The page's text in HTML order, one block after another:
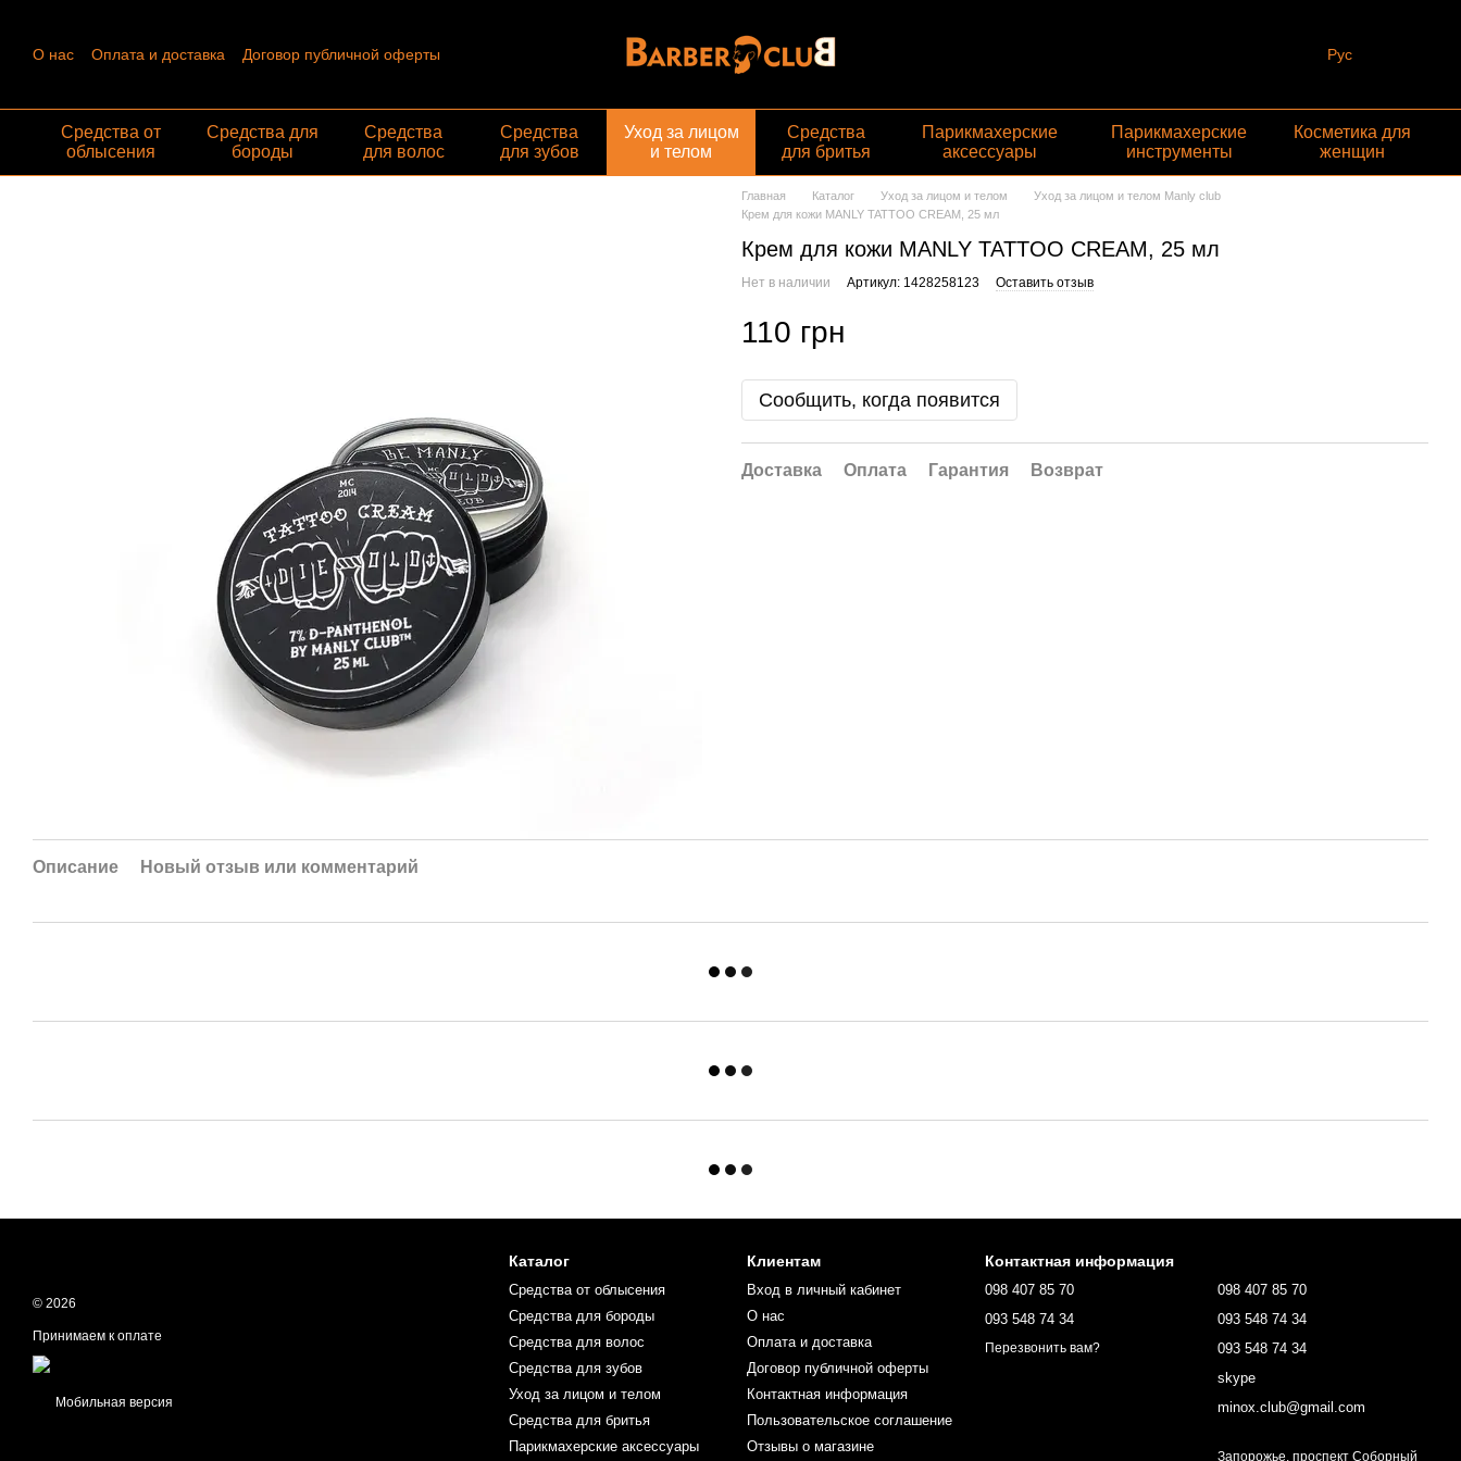
О нас Оплата и доставка
Договор публичной оферты
Рус
Средства от
облысения
Средства для
бороды
Средства
для волос
Средства
для зубов
Уход за лицом
и телом
Средства
для бритья
Парикмахерские
аксессуары
Парикмахерские
инструменты
Косметика для
женщин
Главная Каталог Уход за лицом и телом
Уход за лицом и телом Manly club
Крем для кожи MANLY TATTOO CREAM, 25 мл
Крем для кожи MANLY TATTOO CREAM, 25 мл
Нет в наличии Артикул: 1428258123 Оставить отзыв
110 грн
Сообщить, когда появится
Доставка Оплата Гарантия Возврат
Описание Новый отзыв или комментарий
© 2026
Принимаем к оплате
Мобильная версия
Каталог
Средства от облысения
Средства для бороды
Средства для волос
Средства для зубов
Уход за лицом и телом
Средства для бритья
Парикмахерские аксессуары
Клиентам
Вход в личный кабинет
О нас
Оплата и доставка
Договор публичной оферты
Контактная информация
Пользовательское соглашение
Отзывы о магазине
Контактная информация
098 407 85 70
093 548 74 34
Перезвонить вам?
098 407 85 70
093 548 74 34
093 548 74 34
skype
minox.club@gmail.com
Запорожье, проспект Соборный